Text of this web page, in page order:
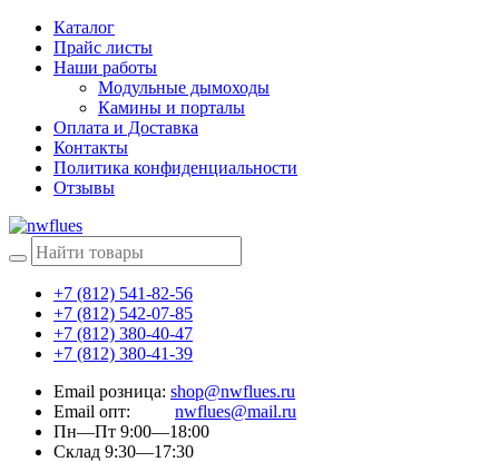
Каталог
Прайс листы
Наши работы
Модульные дымоходы
Камины и порталы
Оплата и Доставка
Контакты
Политика конфиденциальности
Отзывы
+7 (812) 541-82-56
+7 (812) 542-07-85
+7 (812) 380-40-47
+7 (812) 380-41-39
Email розница: shop@nwflues.ru
Email опт: nwflues@mail.ru
Пн—Пт 9:00—18:00
Склад 9:30—17:30